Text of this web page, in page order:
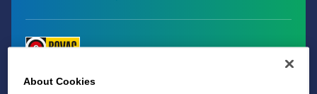
About Cookies